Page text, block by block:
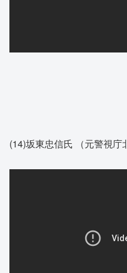
(14)坂東忠信氏 （元警視庁